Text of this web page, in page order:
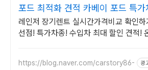
포드 최적화 견적 카베이 포드 특가
레인저 장기렌트 실시간가격비교 확인
선점! 특가차종! 수입차 최대 할인 견적!
https://blog.naver.com/carstory86- 광